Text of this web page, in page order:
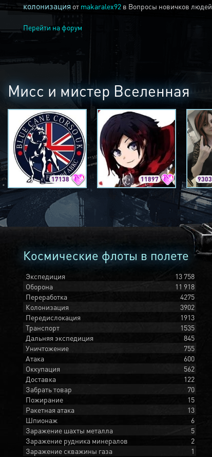
колонизация от makaralex92 в Вопросы новичков людей
Перейти на форум
Мисс и мистер Вселенная
17138 11897 9303
Космические флоты в полете
Экспедиция
13 758
Оборона
11 918
Переработка
4275
Колонизация
3902
Передислокация
1913
Транспорт
1535
Дальняя экспедиция
845
Уничтожение
755
Атака
600
Оккупация
562
Доставка
122
Забрать товар
70
Пожирание
15
Ракетная атака
13
Шпионаж
6
Заражение шахты металла
5
Заражение рудника минералов
2
Заражение скважины газа
1